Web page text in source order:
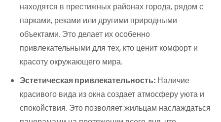
находятся в престижных районах города, рядом с
парками, реками или другими природными
объектами. Это делает их особенно
привлекательными для тех, кто ценит комфорт и
красоту окружающего мира.
Эстетическая привлекательность: Наличие
красивого вида из окна создает атмосферу уюта и
спокойствия. Это позволяет жильцам наслаждаться